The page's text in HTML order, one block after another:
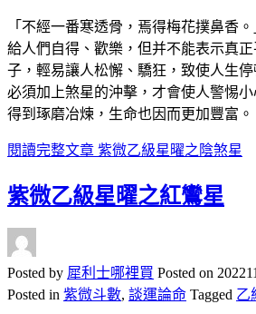
「不經一番寒透骨，焉得梅花撲鼻香
給人們自得、歡樂，但并不能表示真
子，輕易讓人松懈、驕狂，致使人生
必須加上煞星的沖擊，才會使人警惕
得到琢磨冶煉，生命也因而更加豐富。
閱讀完整文章 紫微乙級星曜之陰煞星
紫微乙級星曜之紅鸞星
Posted by 犀利士哪裡買 Posted on
Posted in 紫微斗數, 談運論命 Tagged 乙